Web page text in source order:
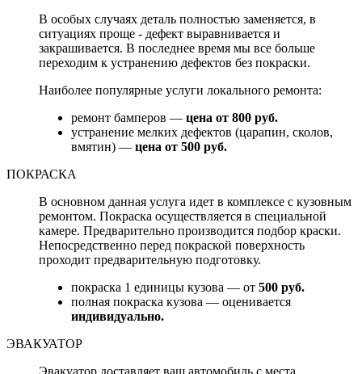
В особых случаях деталь полностью заменяется, в
ситуациях проще - дефект выравнивается и
закрашивается. В последнее время мы все больше
переходим к устранению дефектов без покраски.
Наиболее популярные услуги локального ремонта:
ремонт бамперов — цена от 800 руб.
устранение мелких дефектов (царапин, сколов,
вмятин) — цена от 500 руб.
ПОКРАСКА
В основном данная услуга идет в комплексе с кузовным
ремонтом. Покраска осуществляется в специальной
камере. Предварительно производится подбор краски.
Непосредственно перед покраской поверхность
проходит предварительную подготовку.
покраска 1 единицы кузова — от 500 руб.
полная покраска кузова — оценивается
индивидуально.
ЭВАКУАТОР